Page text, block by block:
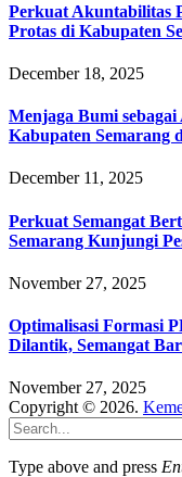
Perkuat Akuntabilitas
Protas di Kabupaten
December 18, 2025
Menjaga Bumi
Kabupaten Semarang
December 11, 2025
Perkuat Semangat
Semarang Kunjungi
November 27, 2025
Optimalisasi Formasi
Dilantik, Semangat
November 27, 2025
Copyright © 2026.
Type above and press